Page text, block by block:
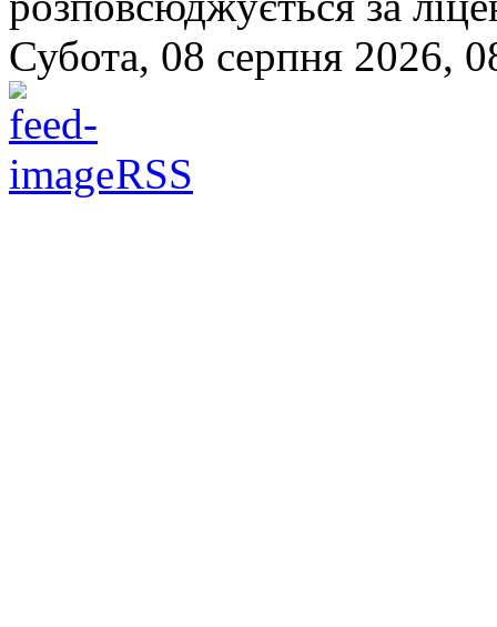
Субота, 08 серпня 2026,
RSS